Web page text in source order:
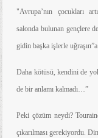
"Avrupa’nın çocukları
salonda bulunan gençlere
gidin başka işlerle
Daha kötüsü, kendini de
de bir anlamı kalmadı…”
Peki çözüm neydi?
çıkarılması gerekiyordu.